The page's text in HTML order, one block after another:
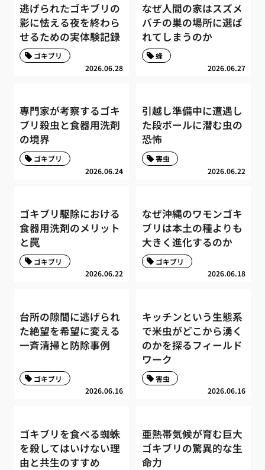
逃げられたゴキブリの
影に怯える夜を終わら
せるための実体験記録
2026.06.28
ゴキブリ
なぜ人間の家はスズメ
バチの巣の場所に選ば
れてしまうのか
2026.06.27
蜂
専門家が考察するゴキ
ブリ殺虫と食器用洗剤
の境界
2026.06.24
ゴキブリ
引越し準備中に遭遇し
た段ボールに潜む虫の
恐怖
2026.06.22
害虫
ゴキブリ駆除における
食器用洗剤のメリット
と罠
2026.06.22
ゴキブリ
なぜ沖縄のワモンゴキ
ブリは本土の種よりも
大きく進化するのか
2026.06.18
ゴキブリ
台所の隙間に逃げられ
た絶望を希望に変える
一斉清掃と防除事例
2026.06.16
ゴキブリ
キッチンという生態系
で米虫がどこから湧く
のかを探るフィールド
ワーク
2026.06.16
害虫
ゴキブリを食べる蜘蛛
を殺してはいけない理
由と共生のすすめ
亜熱帯気候が育む巨大
ゴキブリの驚異的な生
命力